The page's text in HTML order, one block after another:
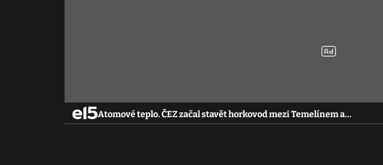
Atomové teplo. ČEZ začal stavět horkovod mezi Temelínem a…